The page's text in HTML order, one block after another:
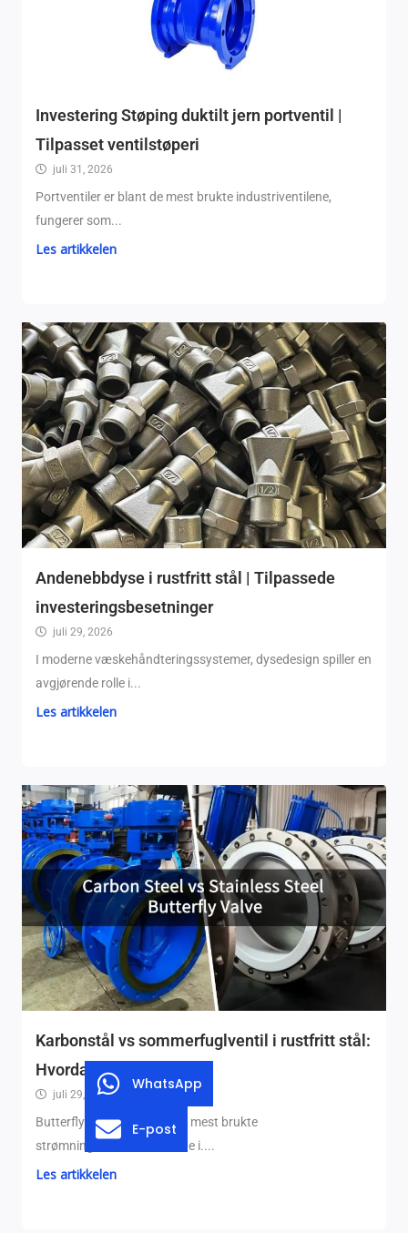
Investering Støping duktilt jern portventil |
Tilpasset ventilstøperi
juli 31, 2026
Portventiler er blant de mest brukte industriventilene,
fungerer som...
Les artikkelen
Andenebbdyse i rustfritt stål | Tilpassede
investeringsbesetninger
juli 29, 2026
I moderne væskehåndteringssystemer, dysedesign spiller en
avgjørende rolle i...
Les artikkelen
Karbonstål vs sommerfuglventil i rustfritt stål:
Hvordan velge?
juli 29, 2026
Butterflyventiler er blant de mest brukte
strømningskontrollenhetene i....
Les artikkelen
WhatsApp
E-post